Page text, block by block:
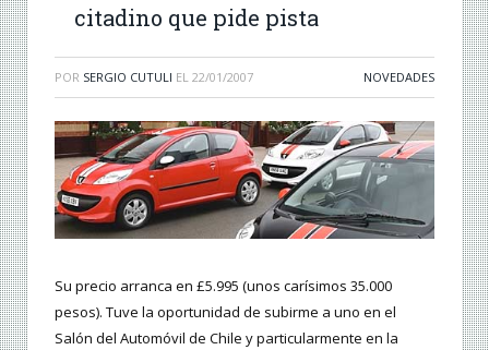
citadino que pide pista
POR SERGIO CUTULI EL 22/01/2007 NOVEDADES
Su precio arranca en £5.995 (unos carísimos 35.000
pesos). Tuve la oportunidad de subirme a uno en el
Salón del Automóvil de Chile y particularmente en la